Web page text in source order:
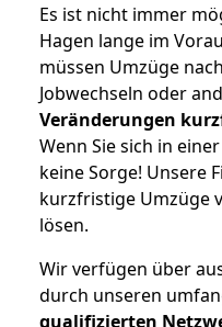
Es ist nicht immer
Hagen lange im
müssen Umzüge
Jobwechseln oder
Veränderungen
Wenn Sie sich in
keine Sorge! Unsere
kurzfristige Umzüge
lösen.
Wir verfügen über
durch unseren
qualifizierten